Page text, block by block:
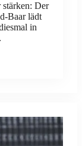
stärken: Der
Baar lädt
in